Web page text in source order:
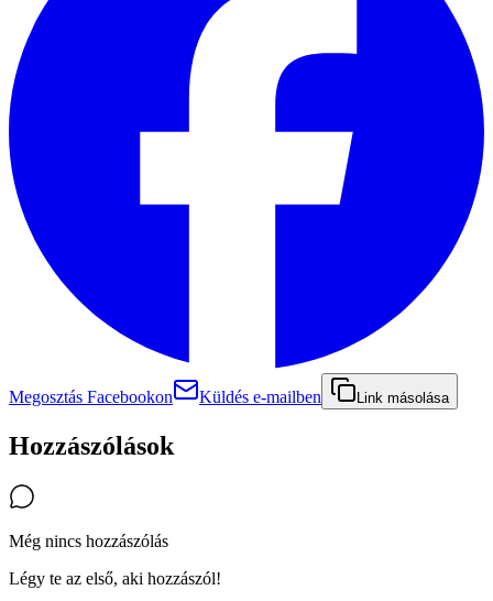
Megosztás Facebookon Küldés e-mailben Link másolása
Hozzászólások
Még nincs hozzászólás
Légy te az első, aki hozzászól!